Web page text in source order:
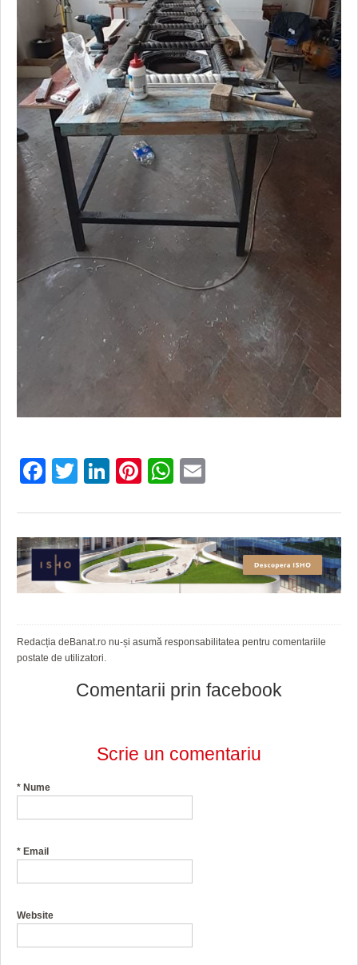
Facebook
Twitter
LinkedIn
Pinterest
WhatsApp
Redacția deBanat.ro nu-și asumă responsabilitatea pentru comentariile
postate de utilizatori.
Comentarii prin facebook
Scrie un comentariu
* Nume
* Email
Website